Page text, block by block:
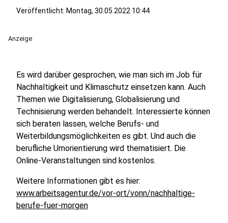
Veröffentlicht: Montag, 30.05.2022 10:44
Anzeige
Es wird darüber gesprochen, wie man sich im Job für
Nachhaltigkeit und Klimaschutz einsetzen kann. Auch
Themen wie Digitalisierung, Globalisierung und
Technisierung werden behandelt. Interessierte können
sich beraten lassen, welche Berufs- und
Weiterbildungsmöglichkeiten es gibt. Und auch die
berufliche Umorientierung wird thematisiert. Die
Online-Veranstaltungen sind kostenlos.
Weitere Informationen gibt es hier:
www.arbeitsagentur.de/vor-ort/vonn/nachhaltige-
berufe-fuer-morgen